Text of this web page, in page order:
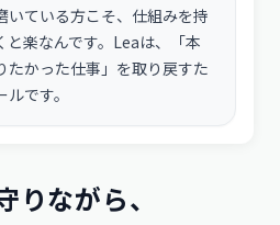
いている方こそ、仕組みを持
と楽なんです。Leaは、「本
たかった仕事」を取り戻すた
です。
りながら、